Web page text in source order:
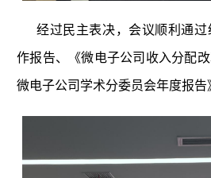
经过民主表决，会议顺利通
作报告、《微电子公司收入分配
微电子公司学术分委员会年度报告